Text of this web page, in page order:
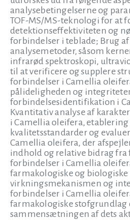
analysebetingelserne og
TOF-MS/MS-teknologi for at
detektionseffektiviteten og
forbindelser i teblade; Brug
analysemetoder, såsom
infrarød spektroskopi,
til at verificere og supplere
forbindelser i Camellia
pålideligheden og
forbindelsesidentifikation i
Kvantitativ analyse af
i Camellia oleifera, etablering
kvalitetsstandarder og
Camellia oleifera, der
indhold og relative bidrag fra
forbindelser i Camellia
farmakologiske og
virkningsmekanismen og
forbindelser i Camellia
farmakologiske stofgrundlag
sammensætningen af dets